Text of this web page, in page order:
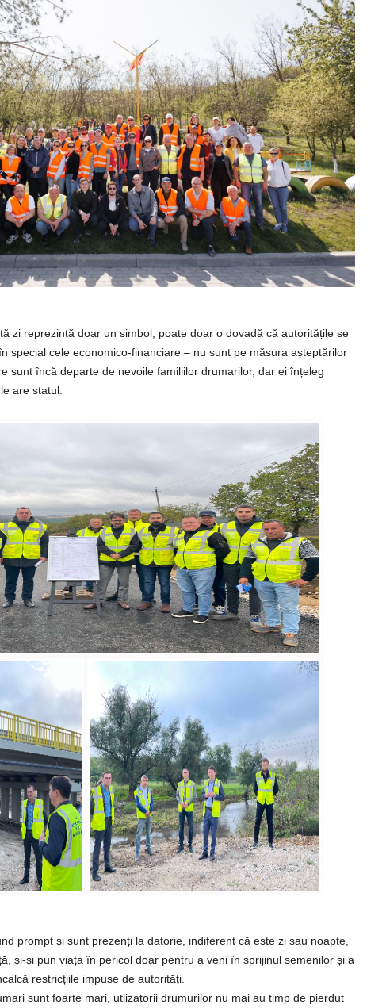
zi reprezintă doar un simbol, poate doar o dovadă că autoritățile se
special cele economico-financiare – nu sunt pe măsura așteptărilor
sunt încă departe de nevoile familiilor drumarilor, dar ei înțeleg
are statul.
prompt și sunt prezenți la datorie, indiferent că este zi sau noapte,
și-și pun viața în pericol doar pentru a veni în sprijinul semenilor și a
restricțiile impuse de autorități.
sunt foarte mari, utiizatorii drumurilor nu mai au timp de pierdut